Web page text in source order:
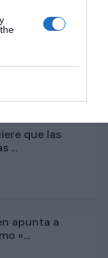
está listo: cae
que las
...
apunta a
«...